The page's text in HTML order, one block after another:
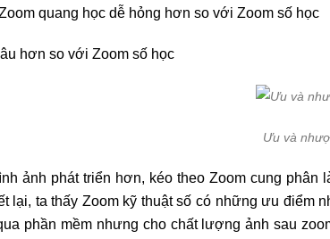
quang học dễ hỏng hơn so với Zoom số học
hơn so với Zoom số học
Ưu và
ảnh phát triển hơn, kéo theo Zoom cung
lại, ta thấy Zoom kỹ thuật số có những ưu
phần mềm nhưng cho chất lượng ảnh sau